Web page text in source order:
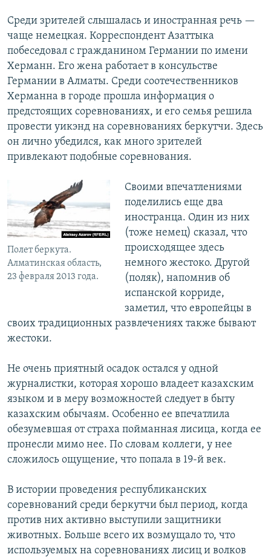
Среди зрителей слышалась и иностранная речь —
чаще немецкая. Корреспондент Азаттыка
побеседовал с гражданином Германии по имени
Херманн. Его жена работает в консульстве
Германии в Алматы. Среди соотечественников
Херманна в городе прошла информация о
предстоящих соревнованиях, и его семья решила
провести уикэнд на соревнованиях беркутчи. Здесь
он лично убедился, как много зрителей
привлекают подобные соревнования.
Полет беркута.
Алматинская область,
23 февраля 2013 года.
Своими впечатлениями
поделились еще два
иностранца. Один из них
(тоже немец) сказал, что
происходящее здесь
немного жестоко. Другой
(поляк), напомнив об
испанской корриде,
заметил, что европейцы в
своих традиционных развлечениях также бывают
жестоки.
Не очень приятный осадок остался у одной
журналистки, которая хорошо владеет казахским
языком и в меру возможностей следует в быту
казахским обычаям. Особенно ее впечатлила
обезумевшая от страха пойманная лисица, когда ее
пронесли мимо нее. По словам коллеги, у нее
сложилось ощущение, что попала в 19-й век.
В истории проведения республиканских
соревнований среди беркутчи был период, когда
против них активно выступили защитники
животных. Больше всего их возмущало то, что
используемых на соревнованиях лисиц и волков